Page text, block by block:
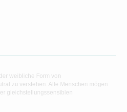
weibliche Form von
zu verstehen. Alle Menschen mögen
gleichstellungssensiblen